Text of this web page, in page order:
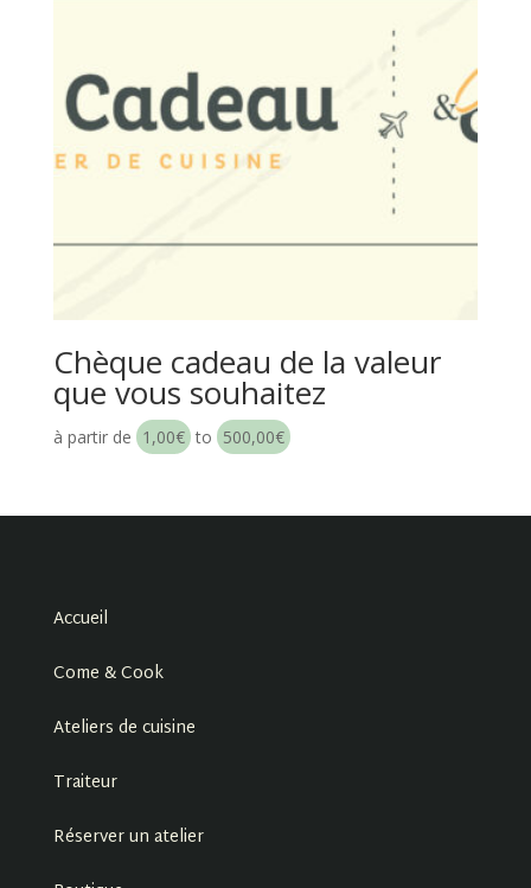
Chèque cadeau de la valeur
que vous souhaitez
à partir de 1,00€ to 500,00€
Accueil
Come & Cook
Ateliers de cuisine
Traiteur
Réserver un atelier